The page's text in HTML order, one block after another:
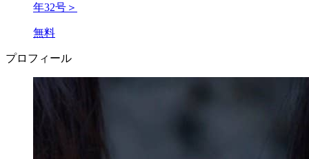
年32号＞
無料
プロフィール